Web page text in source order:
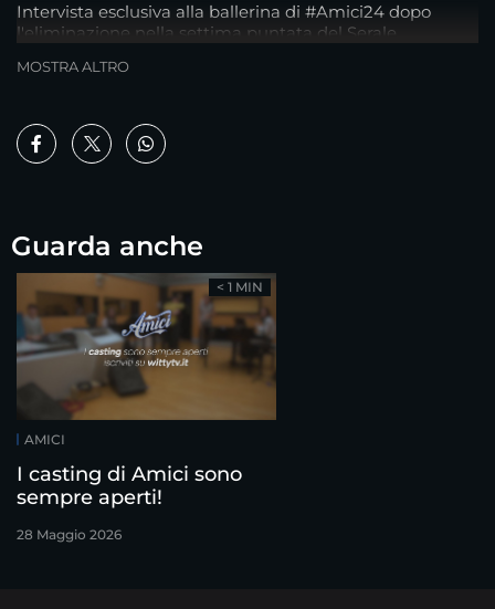
Intervista esclusiva alla ballerina di #Amici24 dopo
l'eliminazione nella settima puntata del Serale
MOSTRA ALTRO
Guarda anche
AMICI
I casting di Amici sono
sempre aperti!
28 Maggio 2026
< 1 MIN